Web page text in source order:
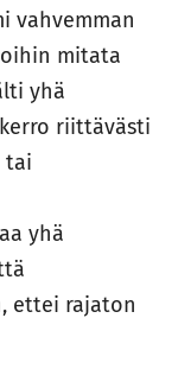
vahvemman
mitata
yhä
riittävästi
tai
yhä
ettei rajaton